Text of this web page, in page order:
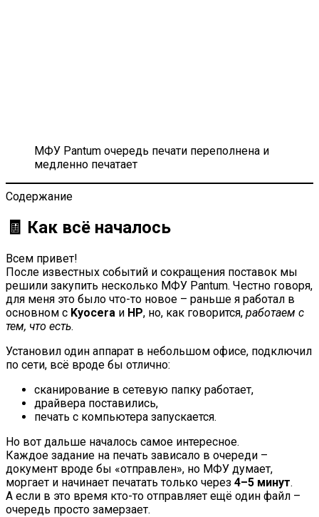
МФУ Pantum очередь печати переполнена и
медленно печатает
Содержание
🧾 Как всё началось
Всем привет!
После известных событий и сокращения поставок мы
решили закупить несколько МФУ Pantum. Честно говоря,
для меня это было что-то новое – раньше я работал в
основном с Kyocera и HP, но, как говорится, работаем с
тем, что есть.
Установил один аппарат в небольшом офисе, подключил
по сети, всё вроде бы отлично:
сканирование в сетевую папку работает,
драйвера поставились,
печать с компьютера запускается.
Но вот дальше началось самое интересное.
Каждое задание на печать зависало в очереди –
документ вроде бы «отправлен», но МФУ думает,
моргает и начинает печатать только через 4–5 минут.
А если в это время кто-то отправляет ещё один файл –
очередь просто замерзает.